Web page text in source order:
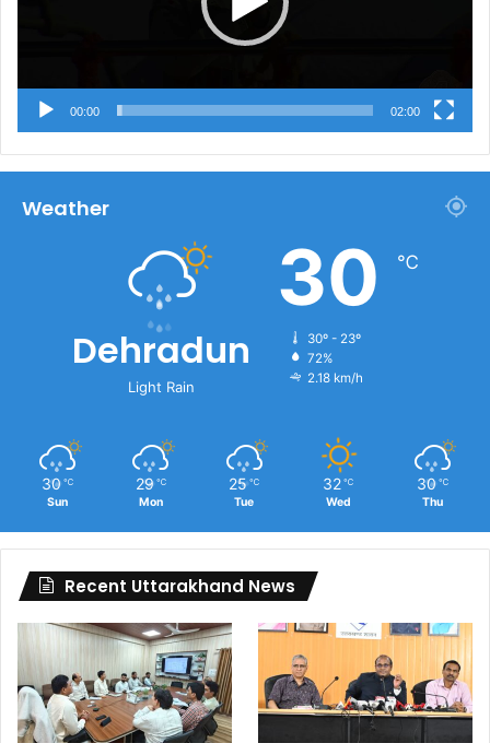
00:00 02:00
Weather
Dehradun
Light Rain
30 ℃
30º - 23º
72%
2.18 km/h
30 ℃
Sun
29 ℃
Mon
25 ℃
Tue
32 ℃
Wed
30 ℃
Thu
Recent Uttarakhand News